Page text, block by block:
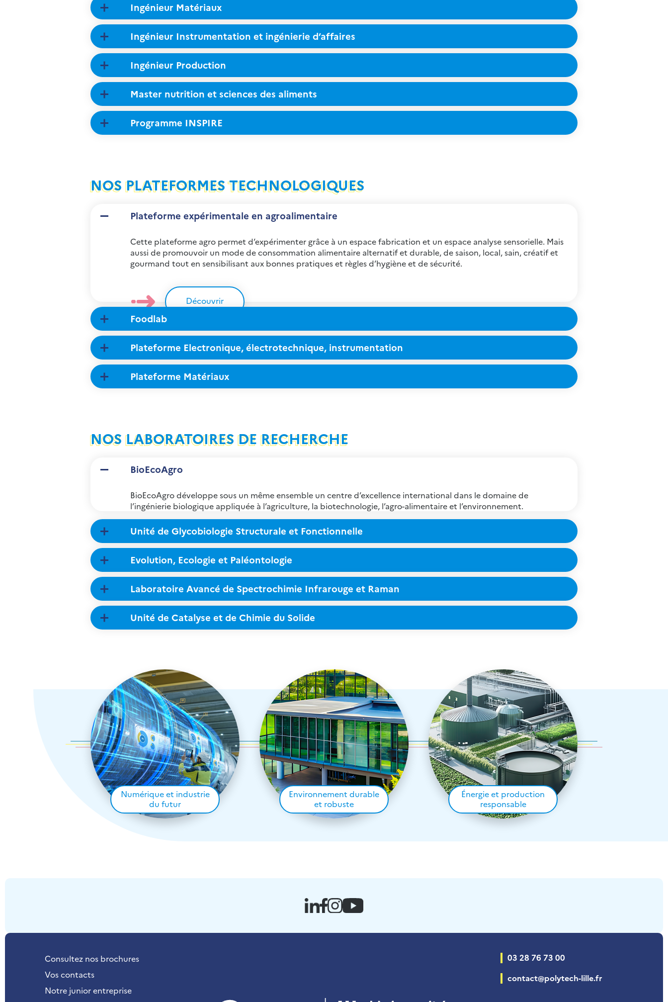
Ingénieur Matériaux
Ingénieur Instrumentation et ingénierie d’affaires
Ingénieur Production
Master nutrition et sciences des aliments
Programme INSPIRE
NOS PLATEFORMES TECHNOLOGIQUES
Plateforme expérimentale en agroalimentaire
Cette plateforme agro permet d’expérimenter grâce à un espace fabrication et un espace analyse sensorielle. Mais
aussi de promouvoir un mode de consommation alimentaire alternatif et durable, de saison, local, sain, créatif et
gourmand tout en sensibilisant aux bonnes pratiques et règles d’hygiène et de sécurité.
Découvrir
Foodlab
Plateforme Electronique, électrotechnique, instrumentation
Plateforme Matériaux
NOS LABORATOIRES DE RECHERCHE
BioEcoAgro
BioEcoAgro développe sous un même ensemble un centre d’excellence international dans le domaine de
l’ingénierie biologique appliquée à l’agriculture, la biotechnologie, l’agro-alimentaire et l’environnement.
Unité de Glycobiologie Structurale et Fonctionnelle
Evolution, Ecologie et Paléontologie
Laboratoire Avancé de Spectrochimie Infrarouge et Raman
Unité de Catalyse et de Chimie du Solide
Numérique et industrie
du futur
Environnement durable
et robuste
Énergie et production
responsable
Consultez nos brochures
Vos contacts
Notre junior entreprise
03 28 76 73 00
contact@polytech-lille.fr